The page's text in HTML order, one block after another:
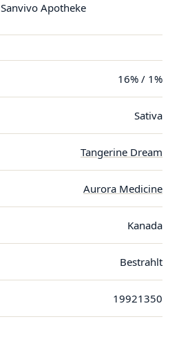
Sanvivo Apotheke
16% / 1%
Sativa
Tangerine Dream
Aurora Medicine
Kanada
Bestrahlt
19921350